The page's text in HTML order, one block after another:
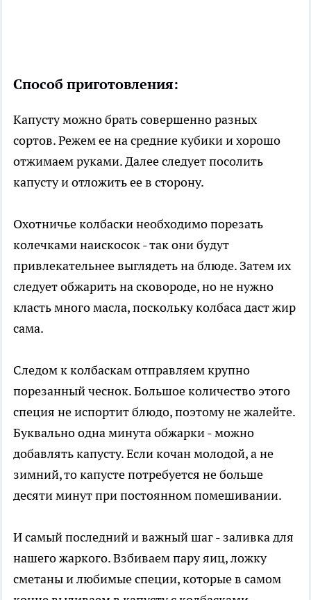
Способ приготовления:
Капусту можно брать совершенно разных
сортов. Режем ее на средние кубики и хорошо
отжимаем руками. Далее следует посолить
капусту и отложить ее в сторону.
Охотничье колбаски необходимо порезать
колечками наискосок - так они будут
привлекательнее выглядеть на блюде. Затем их
следует обжарить на сковороде, но не нужно
класть много масла, поскольку колбаса даст жир
сама.
Следом к колбаскам отправляем крупно
порезанный чеснок. Большое количество этого
специя не испортит блюдо, поэтому не жалейте.
Буквально одна минута обжарки - можно
добавлять капусту. Если кочан молодой, а не
зимний, то капусте потребуется не больше
десяти минут при постоянном помешивании.
И самый последний и важный шаг - заливка для
нашего жаркого. Взбиваем пару яиц, ложку
сметаны и любимые специи, которые в самом